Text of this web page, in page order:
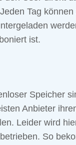
Tag
ist.
Speicher
Anbieter
Leider wird
So